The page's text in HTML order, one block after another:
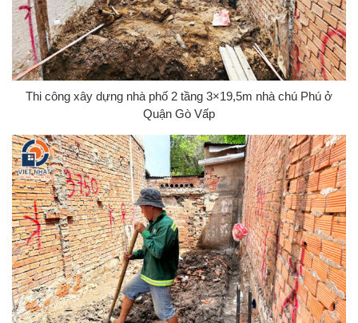
Thi công xây dựng nhà phố 2 tầng 3×19,5m nhà chú Phú ở
Quận Gò Vấp